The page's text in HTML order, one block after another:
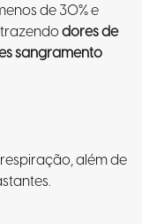
de 30% e
dores de
sangramento
além de